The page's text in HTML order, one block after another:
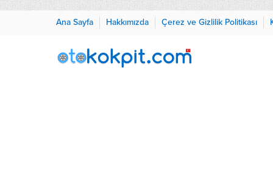
Ana Sayfa Hakkımızda Çerez ve Gizlilik Politikası